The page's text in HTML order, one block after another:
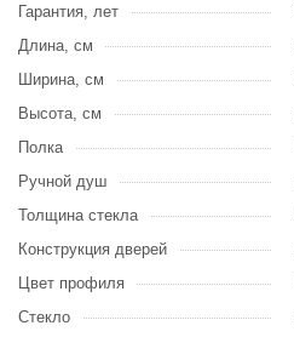
Гарантия, лет
Длина, см
Ширина, см
Высота, см
Полка
Ручной душ
Толщина стекла
Конструкция дверей
Цвет профиля
Стекло